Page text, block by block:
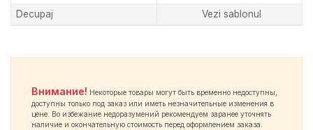
Decupaj
Vezi sablonul
Внимание! Некоторые товары могут быть временно недоступны,
доступны только под заказ или иметь незначительные изменения в
цене. Во избежание недоразумений рекомендуем заранее уточнять
наличие и окончательную стоимость перед оформлением заказа.